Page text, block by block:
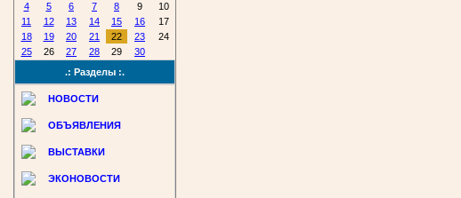
4
5 6 7 8 9
10
11
12 13 14 15 16
17
18
19 20 21 22 23
24
25
26 27 28 29
30
.: Разделы :.
НОВОСТИ
ОБЪЯВЛЕНИЯ
ВЫСТАВКИ
ЭКОНОВОСТИ